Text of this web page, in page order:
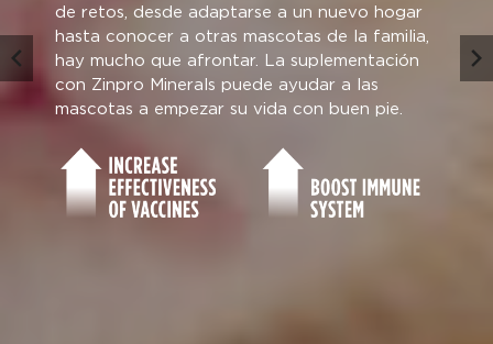
de retos, desde adaptarse a un nuevo hogar
hasta conocer a otras mascotas de la familia,
hay mucho que afrontar. La suplementación
con Zinpro Minerals puede ayudar a las
mascotas a empezar su vida con buen pie.